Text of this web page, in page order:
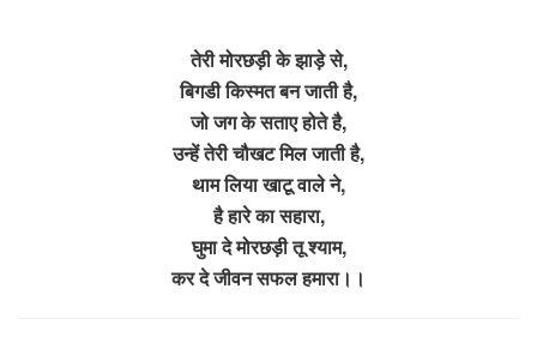
तेरी मोरछड़ी के झाड़े से,
बिगडी किस्मत बन जाती है,
जो जग के सताए होते है,
उन्हें तेरी चौखट मिल जाती है,
थाम लिया खाटू वाले ने,
है हारे का सहारा,
घुमा दे मोरछड़ी तू श्याम,
कर दे जीवन सफल हमारा।।